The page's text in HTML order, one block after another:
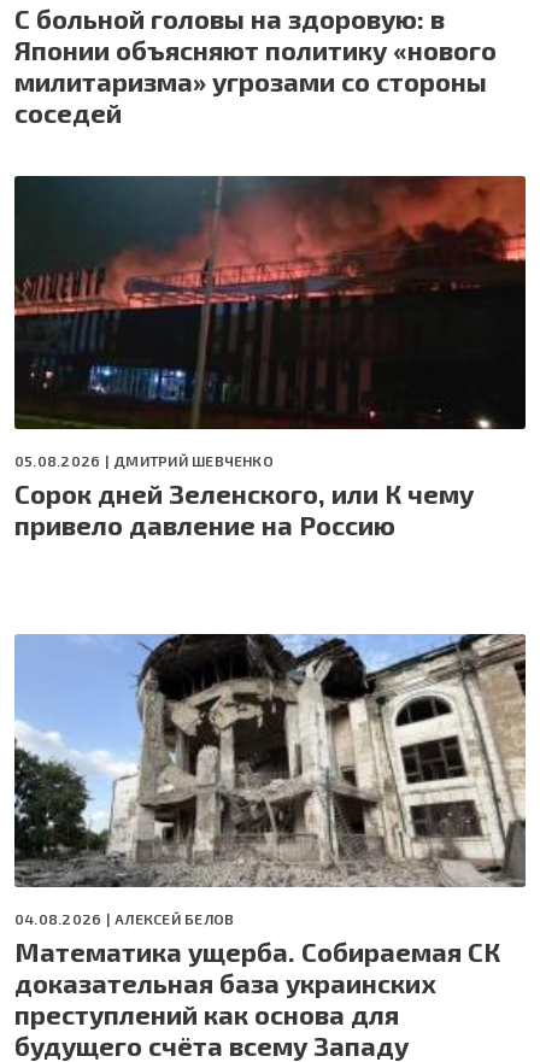
С больной головы на здоровую: в
Японии объясняют политику «нового
милитаризма» угрозами со стороны
соседей
05.08.2026 | ДМИТРИЙ ШЕВЧЕНКО
Сорок дней Зеленского, или К чему
привело давление на Россию
04.08.2026 | АЛЕКСЕЙ БЕЛОВ
Математика ущерба. Собираемая СК
доказательная база украинских
преступлений как основа для
будущего счёта всему Западу